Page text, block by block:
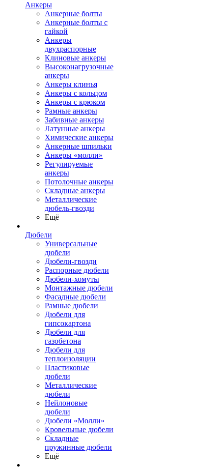
Анкеры
Анкерные болты
Анкерные болты с
гайкой
Анкеры
двухраспорные
Клиновые анкеры
Высоконагрузочные
анкеры
Анкеры клинья
Анкеры с кольцом
Анкеры с крюком
Рамные анкеры
Забивные анкеры
Латунные анкеры
Химические анкеры
Анкерные шпильки
Анкеры «молли»
Регулируемые
анкеры
Потолочные анкеры
Складные анкеры
Металлические
дюбель-гвозди
Ещё
Дюбели
Универсальные
дюбели
Дюбели-гвозди
Распорные дюбели
Дюбели-хомуты
Монтажные дюбели
Фасадные дюбели
Рамные дюбели
Дюбели для
гипсокартона
Дюбели для
газобетона
Дюбели для
теплоизоляции
Пластиковые
дюбели
Металлические
дюбели
Нейлоновые
дюбели
Дюбели «Молли»
Кровельные дюбели
Складные
пружинные дюбели
Ещё